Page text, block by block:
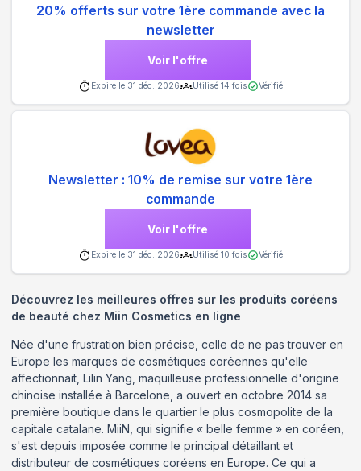
20% offerts sur votre 1ère commande avec la
newsletter
Voir l'offre
Expire le 31 déc. 2026 Utilisé 14 fois Vérifié
Newsletter : 10% de remise sur votre 1ère
commande
Voir l'offre
Expire le 31 déc. 2026 Utilisé 10 fois Vérifié
Découvrez les meilleures offres sur les produits coréens
de beauté chez Miin Cosmetics en ligne
Née d'une frustration bien précise, celle de ne pas trouver en
Europe les marques de cosmétiques coréennes qu'elle
affectionnait, Lilin Yang, maquilleuse professionnelle d'origine
chinoise installée à Barcelone, a ouvert en octobre 2014 sa
première boutique dans le quartier le plus cosmopolite de la
capitale catalane. MiiN, qui signifie « belle femme » en coréen,
s'est depuis imposée comme le principal détaillant et
distributeur de cosmétiques coréens en Europe. Ce qui a